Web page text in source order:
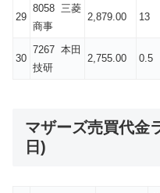
29
8058 三菱
商事
2,879.00 13
30
7267 本田
技研
2,755.00 0.5
マザーズ売買代金
日)